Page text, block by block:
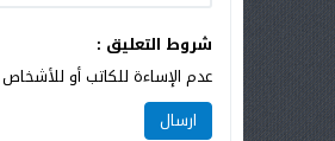
شروط التعليق :
عدم الإساءة للكاتب أو